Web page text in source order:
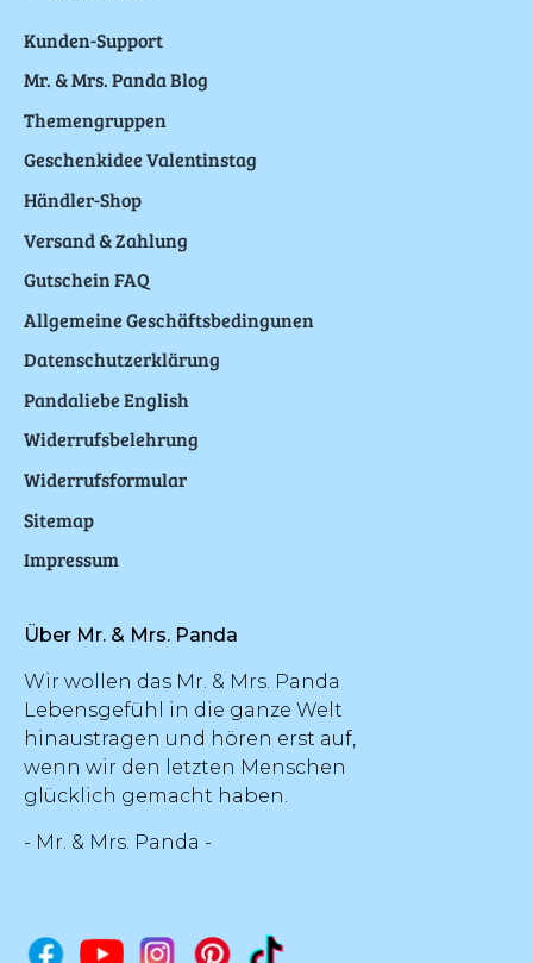
Kunden-Support
Mr. & Mrs. Panda Blog
Themengruppen
Geschenkidee Valentinstag
Händler-Shop
Versand & Zahlung
Gutschein FAQ
Allgemeine Geschäftsbedingunen
Datenschutzerklärung
Pandaliebe English
Widerrufsbelehrung
Widerrufsformular
Sitemap
Impressum
Über Mr. & Mrs. Panda
Wir wollen das Mr. & Mrs. Panda
Lebensgefühl in die ganze Welt
hinaustragen und hören erst auf,
wenn wir den letzten Menschen
glücklich gemacht haben.
- Mr. & Mrs. Panda -